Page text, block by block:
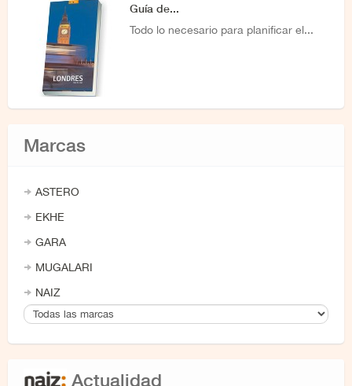
Guía de...
Todo lo necesario para planificar el...
Marcas
ASTERO
EKHE
GARA
MUGALARI
NAIZ
Actualidad